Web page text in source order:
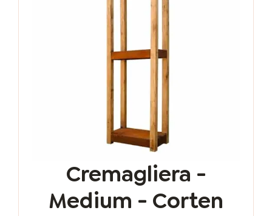
Cremagliera -
Medium - Corten